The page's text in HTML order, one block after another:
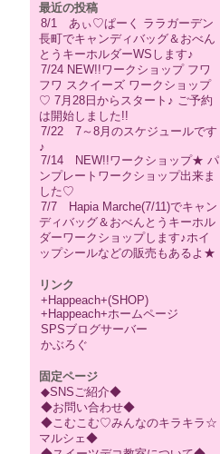
最近の投稿
8/1 あぃ♡ぱーく ララガーデン
長町でキャンディバッグ＆おべん
とうキーホルダーWSします♪
7/24 NEW!!ワークショップ フワ
フワ スクイーズ ワークショップ
♡ 7月28日からスタート♪ ご予約
は開始しました!!
7/22 7～8月のスケジュールです
♪
7/14 NEW!!ワークショップ★ パ
ンプレートワークショップ出来ま
した♡
7/7 Hapia Marche(7/11)でキャン
ディバッグ＆おべんとうキーホル
ダーワークショップします♪ホイ
ップシールなどの販売もあるよ★
リンク
+Happeach+(SHOP)
+Happeach+ホームページ
SPSブログサーバー
かぶろぐ
固定ページ
◆SNSご紹介◆
◆お問い合わせ◆
◆こむこむ♡みんなのキラキラ☆
マルシェ◆